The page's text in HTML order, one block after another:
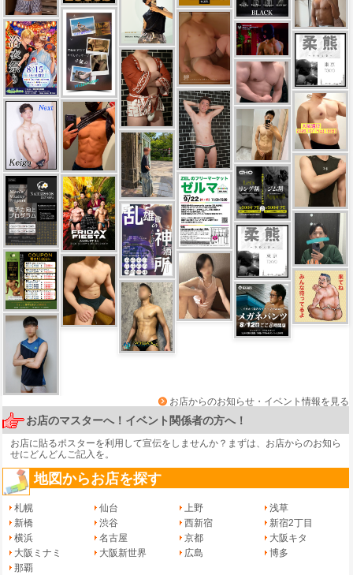
お店からのお知らせ・イベント情報を見る
お店のマスターへ！イベント関係者の方へ！
お店に貼るポスターを利用して宣伝をしませんか？まずは、 お店からのお知ら
せにどんどんご記入を。
地図からお店を探す
札幌 仙台 上野
浅草
新橋
渋谷 西新宿
新宿2丁目
横浜
名古屋 京都
大阪キタ
大阪ミナミ
大阪新世界 広島
博多
那覇